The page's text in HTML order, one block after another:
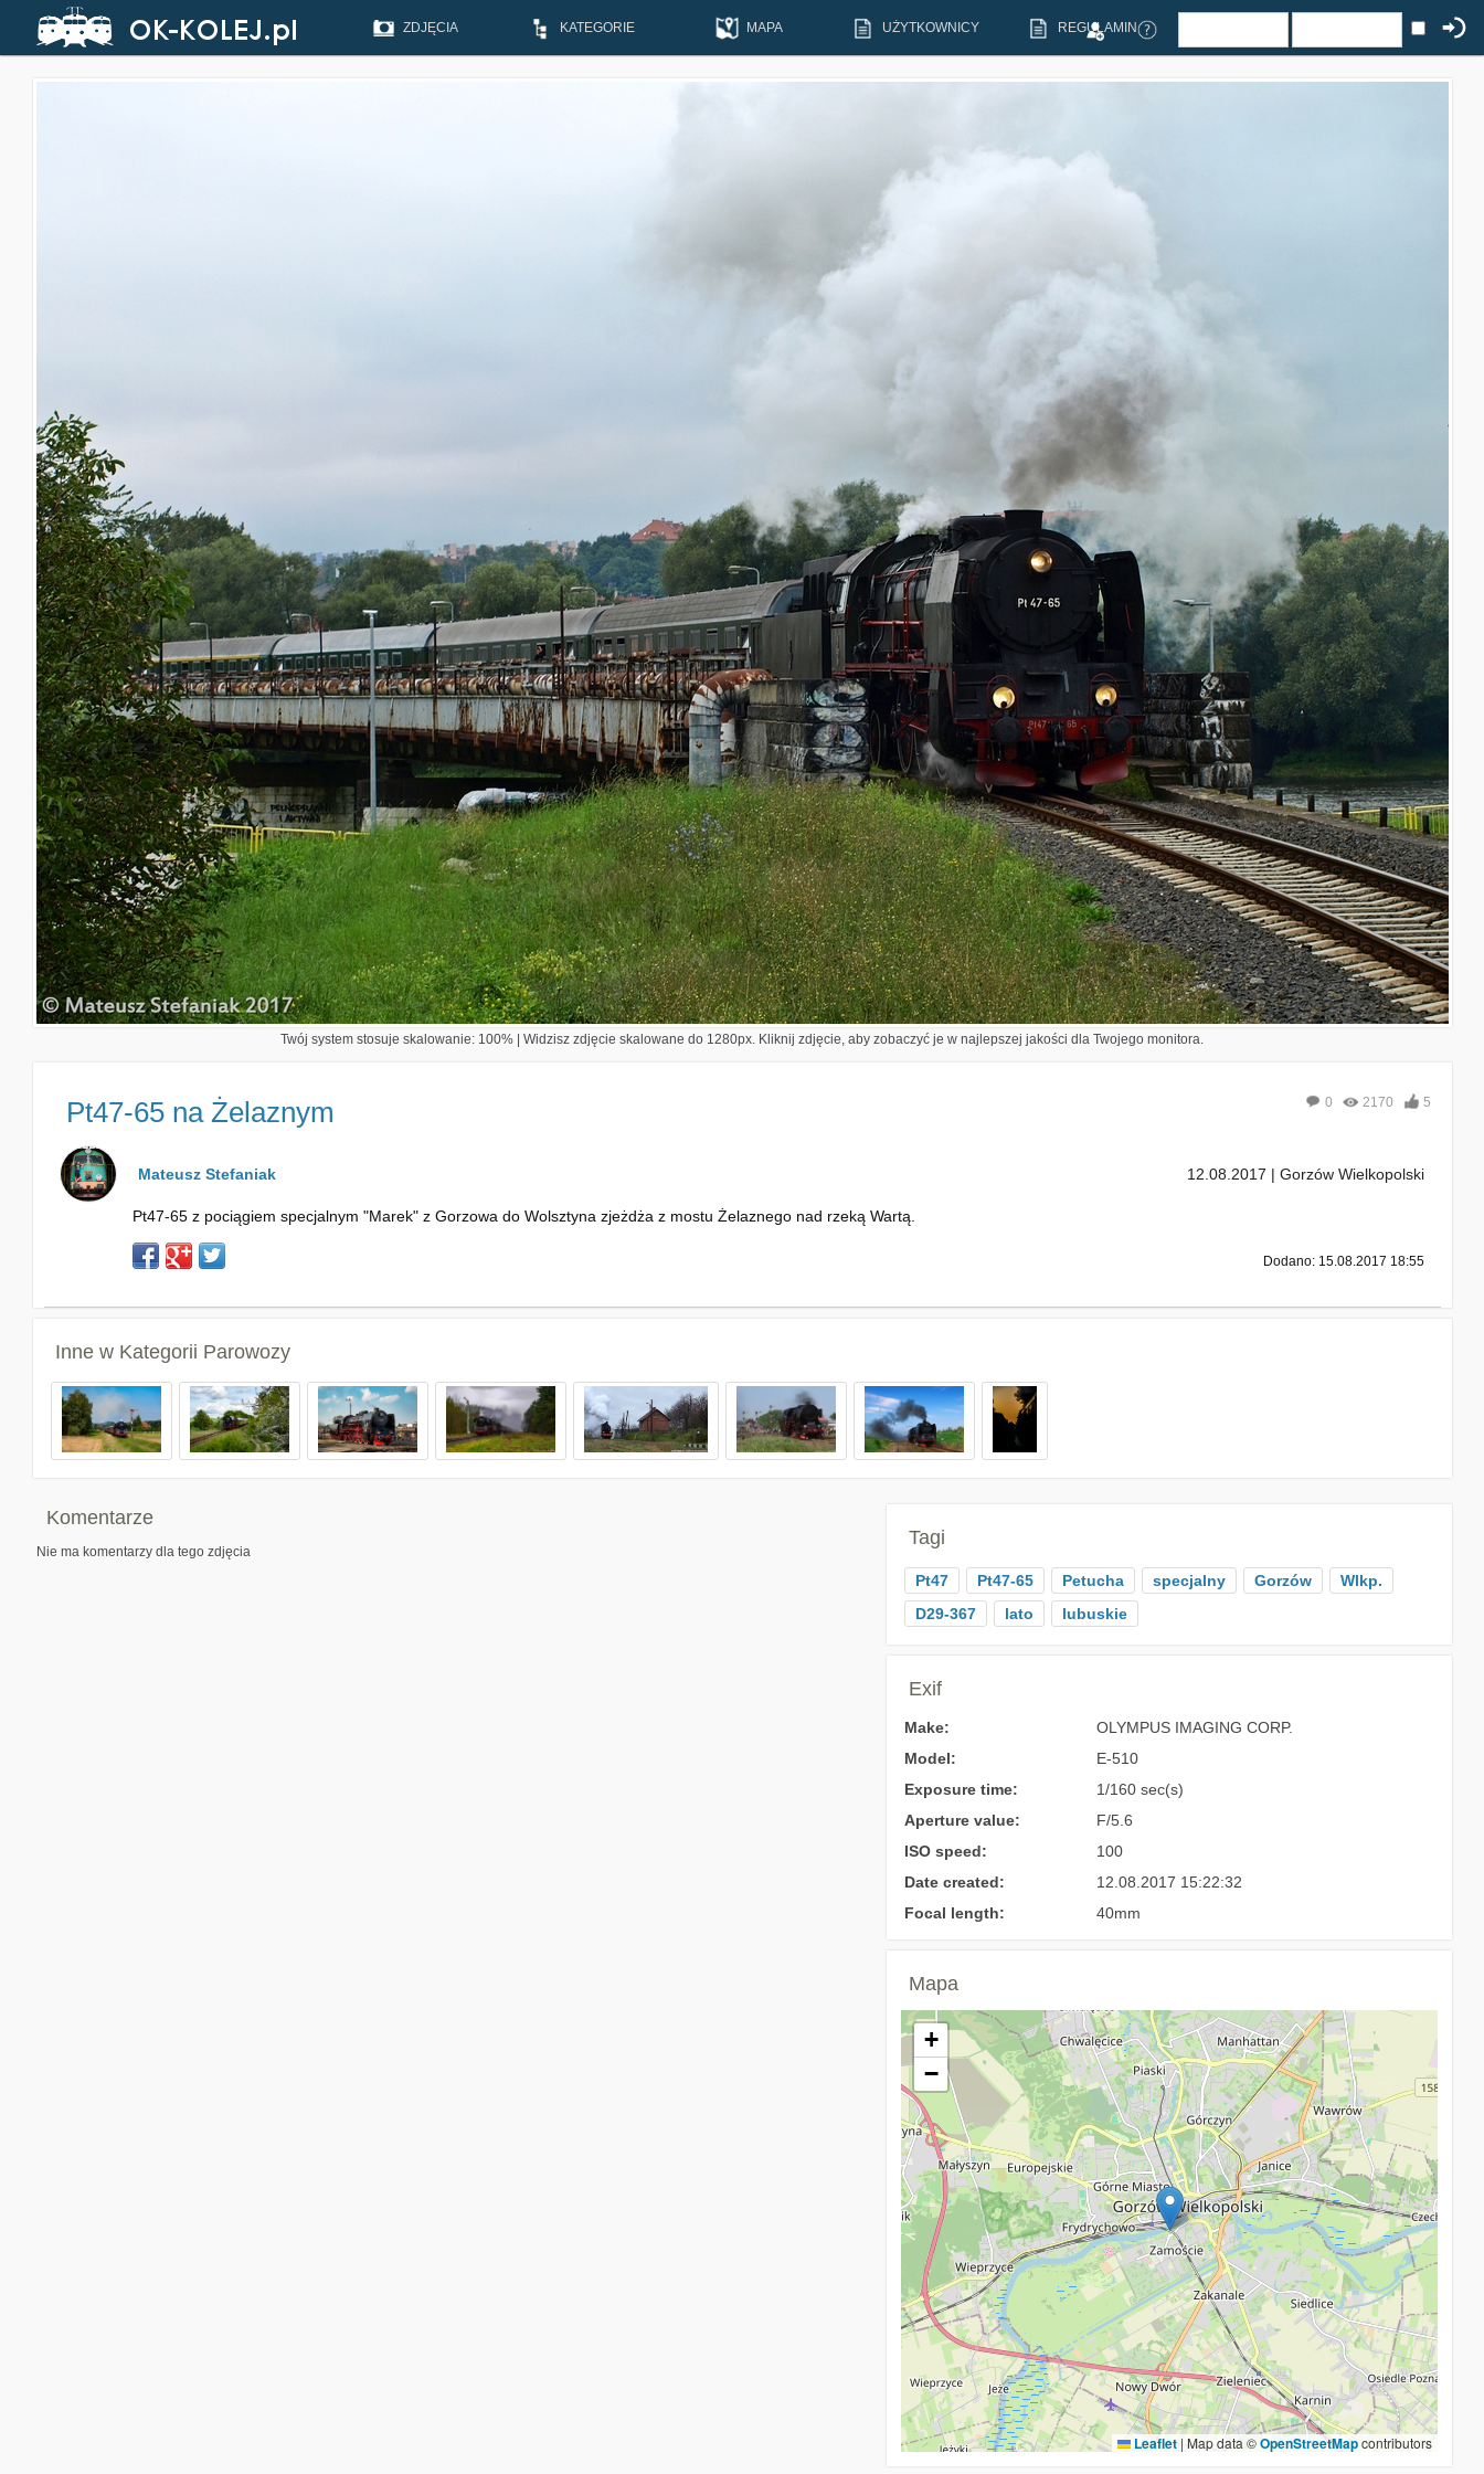
ZDJĘCIA KATEGORIE MAPA UŻYTKOWNICY REGULAMIN
Twój system stosuje skalowanie: 100% | Widzisz zdjęcie skalowane do 1280px. Kliknij zdjęcie, aby zobaczyć je w najlepszej jakości dla Twojego monitora.
Pt47-65 na Żelaznym 0 2170 5
Mateusz Stefaniak 12.08.2017 | Gorzów Wielkopolski
Pt47-65 z pociągiem specjalnym "Marek" z Gorzowa do Wolsztyna zjeżdża z mostu Żelaznego nad rzeką Wartą.
Dodano: 15.08.2017 18:55
Inne w Kategorii Parowozy
Komentarze
Nie ma komentarzy dla tego zdjęcia
Tagi
Pt47 Pt47-65 Petucha specjalny Gorzów
Wlkp.
D29-367
lato lubuskie
Exif
Make:
OLYMPUS IMAGING CORP.
Model:
E-510
Exposure time:
1/160 sec(s)
Aperture value:
F/5.6
ISO speed:
100
Date created:
12.08.2017 15:22:32
Focal length:
40mm
Mapa
+
−
Leaflet | Map data ©OpenStreetMapcontributors